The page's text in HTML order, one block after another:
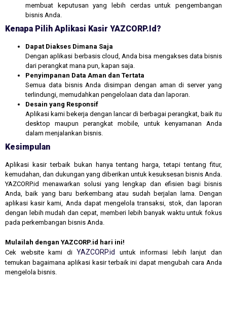
membuat keputusan yang lebih cerdas untuk pengembangan
bisnis Anda.
Kenapa Pilih Aplikasi Kasir YAZCORP.id?
Dapat Diakses Dimana Saja
Dengan aplikasi berbasis cloud, Anda bisa mengakses data bisnis
dari perangkat mana pun, kapan saja.
Penyimpanan Data Aman dan Tertata
Semua data bisnis Anda disimpan dengan aman di server yang
terlindungi, memudahkan pengelolaan data dan laporan.
Desain yang Responsif
Aplikasi kami bekerja dengan lancar di berbagai perangkat, baik itu
desktop maupun perangkat mobile, untuk kenyamanan Anda
dalam menjalankan bisnis.
Kesimpulan
Aplikasi kasir terbaik bukan hanya tentang harga, tetapi tentang fitur,
kemudahan, dan dukungan yang diberikan untuk kesuksesan bisnis Anda.
YAZCORP.id menawarkan solusi yang lengkap dan efisien bagi bisnis
Anda, baik yang baru berkembang atau sudah berjalan lama. Dengan
aplikasi kasir kami, Anda dapat mengelola transaksi, stok, dan laporan
dengan lebih mudah dan cepat, memberi lebih banyak waktu untuk fokus
pada perkembangan bisnis Anda.
Mulailah dengan YAZCORP.id hari ini!
Cek website kami di YAZCORP.id
untuk informasi lebih lanjut dan
temukan bagaimana aplikasi kasir terbaik ini dapat mengubah cara Anda
mengelola bisnis.